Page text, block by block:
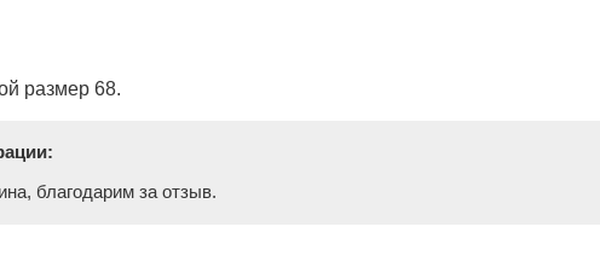
размер 68.
благодарим за отзыв.